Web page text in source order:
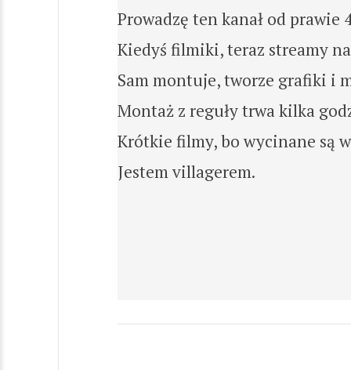
Prowadzę ten kanał od prawie
Kiedyś filmiki, teraz streamy
Sam montuje, tworze grafiki i
Montaż z reguły trwa kilka
Krótkie filmy, bo wycinane są
Jestem villagerem.